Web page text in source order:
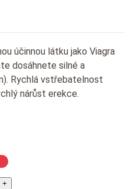
účinnou látku jako Viagra
dosáhnete silné a
Rychlá vstřebatelnost
nárůst erekce.
+